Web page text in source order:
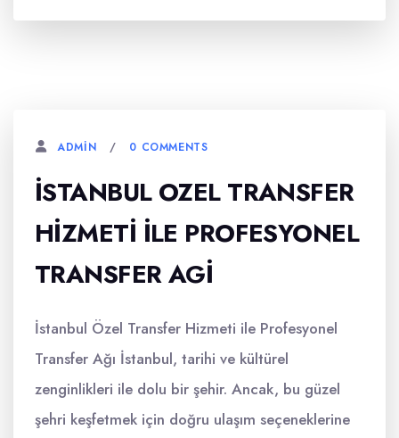
ADMIN 0 COMMENTS
İSTANBUL OZEL TRANSFER
HIZMETI İLE PROFESYONEL
TRANSFER AGI
İstanbul Özel Transfer Hizmeti ile Profesyonel
Transfer Ağı İstanbul, tarihi ve kültürel
zenginlikleri ile dolu bir şehir. Ancak, bu güzel
şehri keşfetmek için doğru ulaşım seçeneklerine